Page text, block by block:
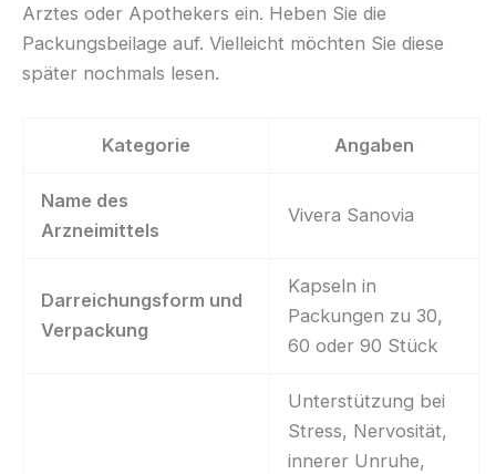
Arztes oder Apothekers ein. Heben Sie die
Packungsbeilage auf. Vielleicht möchten Sie diese
später nochmals lesen.
Kategorie Angaben
Name des
Arzneimittels
Vivera Sanovia
Darreichungsform und
Verpackung
Kapseln in
Packungen zu 30,
60 oder 90 Stück
Unterstützung bei
Stress, Nervosität,
innerer Unruhe,